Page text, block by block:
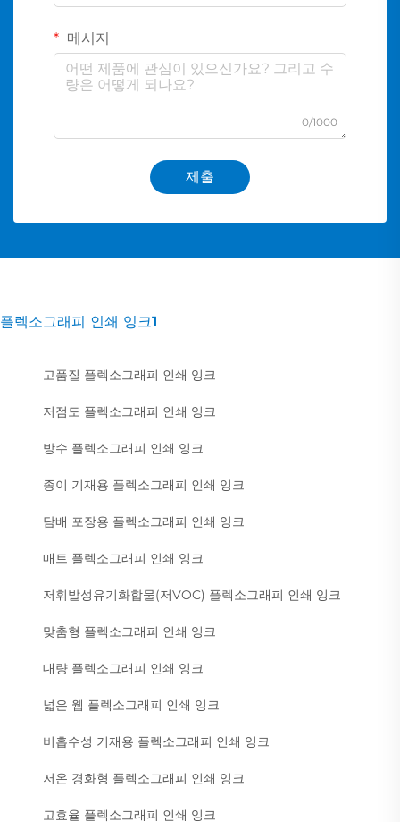
메시지
0/1000
제출
플렉소그래피 인쇄 잉크1
고품질 플렉소그래피 인쇄 잉크
저점도 플렉소그래피 인쇄 잉크
방수 플렉소그래피 인쇄 잉크
종이 기재용 플렉소그래피 인쇄 잉크
담배 포장용 플렉소그래피 인쇄 잉크
매트 플렉소그래피 인쇄 잉크
저휘발성유기화합물(저VOC) 플렉소그래피 인쇄 잉크
맞춤형 플렉소그래피 인쇄 잉크
대량 플렉소그래피 인쇄 잉크
넓은 웹 플렉소그래피 인쇄 잉크
비흡수성 기재용 플렉소그래피 인쇄 잉크
저온 경화형 플렉소그래피 인쇄 잉크
고효율 플렉소그래피 인쇄 잉크